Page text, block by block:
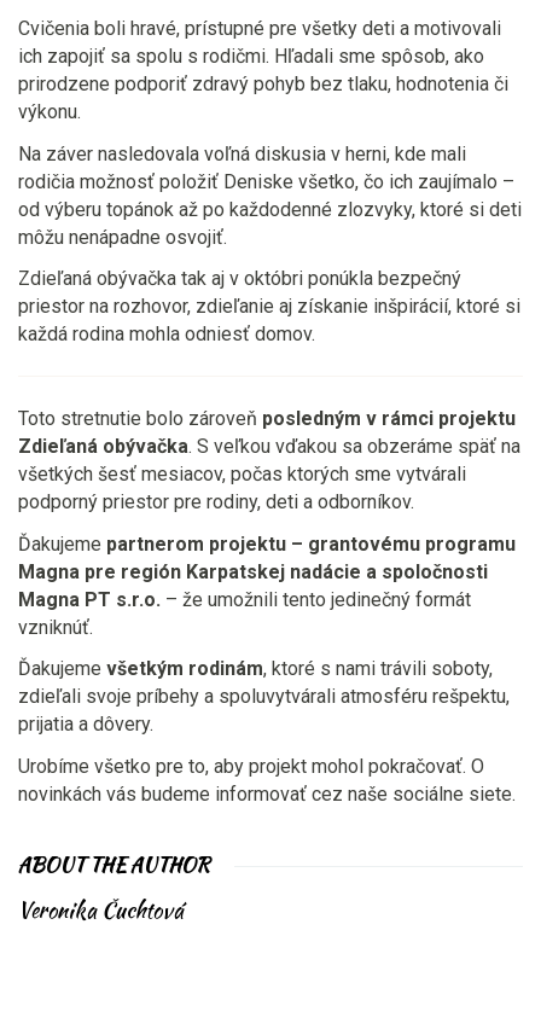
Cvičenia boli hravé, prístupné pre všetky deti a motivovali
ich zapojiť sa spolu s rodičmi. Hľadali sme spôsob, ako
prirodzene podporiť zdravý pohyb bez tlaku, hodnotenia či
výkonu.
Na záver nasledovala voľná diskusia v herni, kde mali
rodičia možnosť položiť Deniske všetko, čo ich zaujímalo –
od výberu topánok až po každodenné zlozvyky, ktoré si deti
môžu nenápadne osvojiť.
Zdieľaná obývačka tak aj v októbri ponúkla bezpečný
priestor na rozhovor, zdieľanie aj získanie inšpirácií, ktoré si
každá rodina mohla odniesť domov.
Toto stretnutie bolo zároveň posledným v rámci projektu
Zdieľaná obývačka. S veľkou vďakou sa obzeráme späť na
všetkých šesť mesiacov, počas ktorých sme vytvárali
podporný priestor pre rodiny, deti a odborníkov.
Ďakujeme partnerom projektu – grantovému programu
Magna pre región Karpatskej nadácie a spoločnosti
Magna PT s.r.o. – že umožnili tento jedinečný formát
vzniknúť.
Ďakujeme všetkým rodinám, ktoré s nami trávili soboty,
zdieľali svoje príbehy a spoluvytvárali atmosféru rešpektu,
prijatia a dôvery.
Urobíme všetko pre to, aby projekt mohol pokračovať. O
novinkách vás budeme informovať cez naše sociálne siete.
ABOUT THE AUTHOR
Veronika Čuchtová